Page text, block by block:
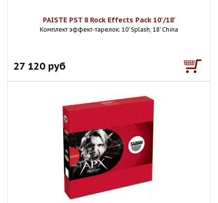
PAISTE PST 8 Rock Effects Pack 10'/18'
Комплект эффект-тарелок: 10' Splash, 18' China
27 120 руб